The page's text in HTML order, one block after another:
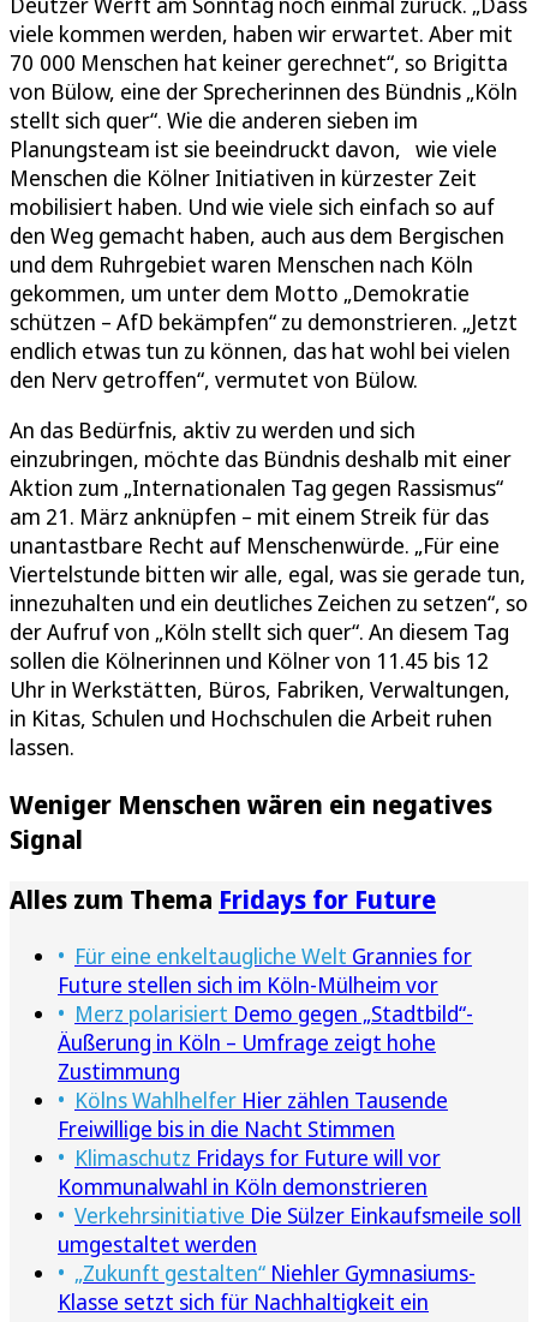
viele kommen werden, haben wir erwartet. Aber mit
70 000 Menschen hat keiner gerechnet“, so Brigitta
von Bülow, eine der Sprecherinnen des Bündnis „Köln
stellt sich quer“. Wie die anderen sieben im
Planungsteam ist sie beeindruckt davon, wie viele
Menschen die Kölner Initiativen in kürzester Zeit
mobilisiert haben. Und wie viele sich einfach so auf
den Weg gemacht haben, auch aus dem Bergischen
und dem Ruhrgebiet waren Menschen nach Köln
gekommen, um unter dem Motto „Demokratie
schützen – AfD bekämpfen“ zu demonstrieren. „Jetzt
endlich etwas tun zu können, das hat wohl bei vielen
den Nerv getroffen“, vermutet von Bülow.
An das Bedürfnis, aktiv zu werden und sich
einzubringen, möchte das Bündnis deshalb mit einer
Aktion zum „Internationalen Tag gegen Rassismus“
am 21. März anknüpfen – mit einem Streik für das
unantastbare Recht auf Menschenwürde. „Für eine
Viertelstunde bitten wir alle, egal, was sie gerade tun,
innezuhalten und ein deutliches Zeichen zu setzen“, so
der Aufruf von „Köln stellt sich quer“. An diesem Tag
sollen die Kölnerinnen und Kölner von 11.45 bis 12
Uhr in Werkstätten, Büros, Fabriken, Verwaltungen,
in Kitas, Schulen und Hochschulen die Arbeit ruhen
lassen.
Weniger Menschen wären ein negatives
Signal
Alles zum Thema Fridays for Future
Für eine enkeltaugliche Welt Grannies for
Future stellen sich im Köln-Mülheim vor
Merz polarisiert Demo gegen „Stadtbild“-
Äußerung in Köln – Umfrage zeigt hohe
Zustimmung
Kölns Wahlhelfer Hier zählen Tausende
Freiwillige bis in die Nacht Stimmen
Klimaschutz Fridays for Future will vor
Kommunalwahl in Köln demonstrieren
Verkehrsinitiative Die Sülzer Einkaufsmeile soll
umgestaltet werden
„Zukunft gestalten“ Niehler Gymnasiums-
Klasse setzt sich für Nachhaltigkeit ein